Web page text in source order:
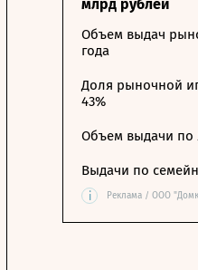
млрд рублей
Объем выдач
года
Доля рыночной
43%
Объем выдачи по
Выдачи по
i Реклама / ООО